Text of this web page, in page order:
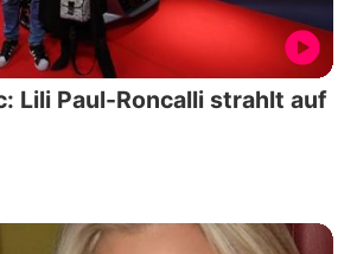
Lili Paul-Roncalli strahlt auf